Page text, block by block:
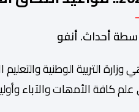
أبرزالتظاهرات
بالمؤسسات
أحداث. أنفو
وزارة التربیة الوطنیة والتعلیم
علم كافة الأمھات والآباء